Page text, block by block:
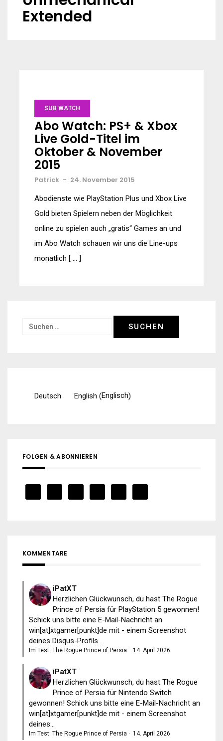
Extended
SUB WATCH
Abo Watch: PS+ & Xbox
Live Gold-Titel im
Oktober & November
2015
Patrick - 24. November 2015
Abodienste wie PlayStation Plus und Xbox Live
Gold bieten Spielern neben der Möglichkeit
online zu spielen auch „gratis“ Games an und
im Abo Watch schauen wir uns die Line-ups
monatlich [ … ]
Suchen
Deutsch English (Englisch)
FOLGEN & ABONNIEREN
KOMMENTARE
iPatXT
Herzlichen Glückwunsch, du hast The Rogue
Prince of Persia für PlayStation 5 gewonnen!
Schick uns bitte eine E-Mail-Nachricht an
win[at]xtgamer[punkt]de mit - einem Screenshot
deines Disqus-Profils...
Im Test: The Rogue Prince of Persia · 14. April 2026
iPatXT
Herzlichen Glückwunsch, du hast The Rogue
Prince of Persia für Nintendo Switch
gewonnen! Schick uns bitte eine E-Mail-Nachricht an
win[at]xtgamer[punkt]de mit - einem Screenshot
deines...
Im Test: The Rogue Prince of Persia · 14. April 2026